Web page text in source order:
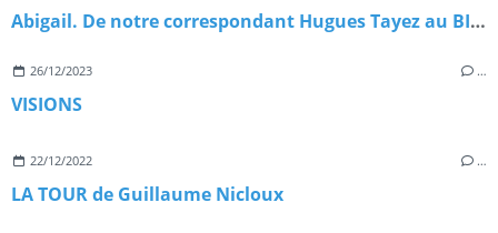
Abigail. De notre correspondant Hugues Tayez au BIFFF 2024
26/12/2023 …
VISIONS
22/12/2022 …
LA TOUR de Guillaume Nicloux